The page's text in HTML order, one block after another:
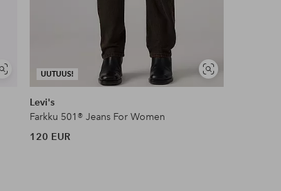
Näytä
samankaltaisia
UUTUUS!
Näytä
samankaltaisia
Levi's
Farkku 501® Jeans For Women
120 EUR